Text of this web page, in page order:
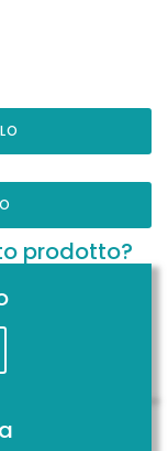
prodotto?